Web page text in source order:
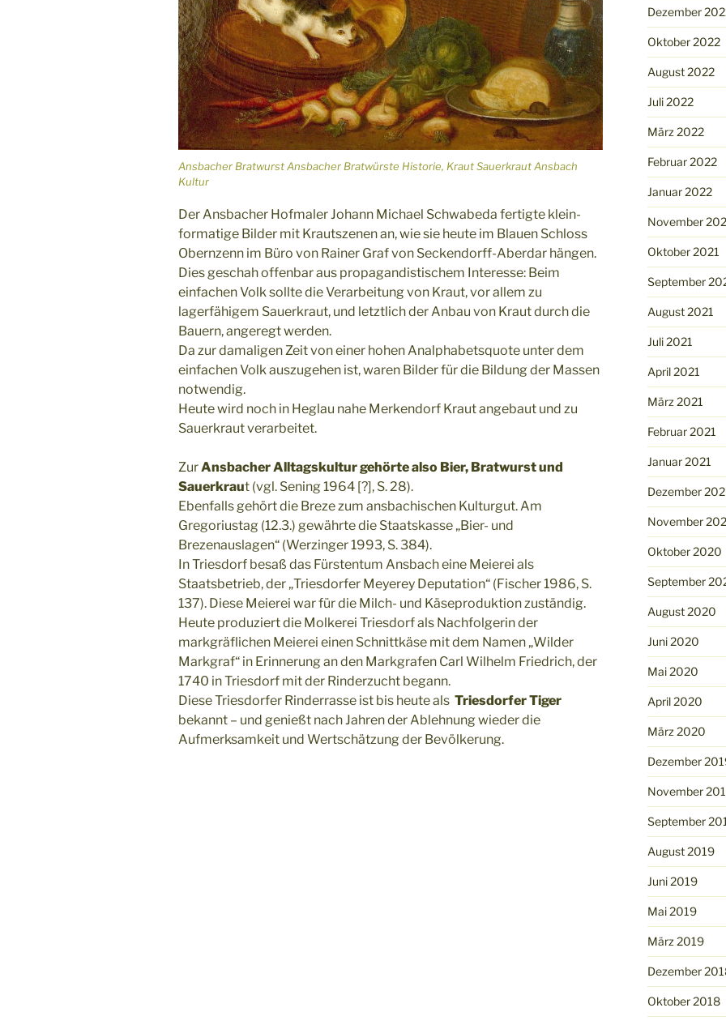
Ansbacher Bratwurst Ansbacher Bratwürste Historie, Kraut Sauerkraut Ansbach
Kultur
Der Ansbacher Hofmaler Johann Michael Schwabeda fertigte klein-
formatige Bilder mit Krautszenen an, wie sie heute im Blauen Schloss
Obernzenn im Büro von Rainer Graf von Seckendorff-Aberdar hängen.
Dies geschah offenbar aus propagandistischem Interesse: Beim
einfachen Volk sollte die Verarbeitung von Kraut, vor allem zu
lagerfähigem Sauerkraut, und letztlich der Anbau von Kraut durch die
Bauern, angeregt werden.
Da zur damaligen Zeit von einer hohen Analphabetsquote unter dem
einfachen Volk auszugehen ist, waren Bilder für die Bildung der Massen
notwendig.
Heute wird noch in Heglau nahe Merkendorf Kraut angebaut und zu
Sauerkraut verarbeitet.
ZurAnsbacher Alltagskultur gehörte also Bier, Bratwurst und
Sauerkraut (vgl. Sening 1964 [?], S. 28).
Ebenfalls gehört die Breze zum ansbachischen Kulturgut. Am
Gregoriustag (12.3.) gewährte die Staatskasse „Bier- und
Brezenauslagen“ (Werzinger 1993, S. 384).
In Triesdorf besaß das Fürstentum Ansbach eine Meierei als
Staatsbetrieb, der „Triesdorfer Meyerey Deputation“ (Fischer 1986, S.
137). Diese Meierei war für die Milch- und Käseproduktion zuständig.
Heute produziert die Molkerei Triesdorf als Nachfolgerin der
markgräflichen Meierei einen Schnittkäse mit dem Namen „Wilder
Markgraf“ in Erinnerung an den Markgrafen Carl Wilhelm Friedrich, der
1740 in Triesdorf mit der Rinderzucht begann.
Diese Triesdorfer Rinderrasse ist bis heute als Triesdorfer Tiger
bekannt – und genießt nach Jahren der Ablehnung wieder die
Aufmerksamkeit und Wertschätzung der Bevölkerung.
Dezember
Oktober 2022
August 2022
Juli 2022
März 2022
Februar 2022
Januar 2022
November
Oktober 2021
September
August 2021
Juli 2021
April 2021
März 2021
Februar 2021
Januar 2021
Dezember
November
Oktober 2020
September
August 2020
Juni 2020
Mai 2020
April 2020
März 2020
Dezember
November
September
August 2019
Juni 2019
Mai 2019
März 2019
Dezember
Oktober 2018